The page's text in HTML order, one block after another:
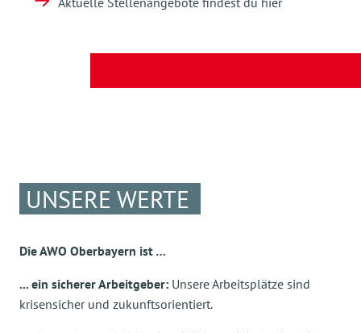
(soweit es die Tätigkeit zulässt) sowie
Arbeitgebervertretung steht im engen
Austausch mit Ihrer Arbeitnehmervertretung
UNSERE WERTE
Die AWO Oberbayern ist …
... ein sicherer Arbeitgeber: Unsere Arbeitsplätze sind
krisensicher und zukunftsorientiert.